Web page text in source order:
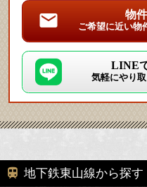
物
ご希望に近い物
LINE
気軽にやり
地下鉄東山線から探す